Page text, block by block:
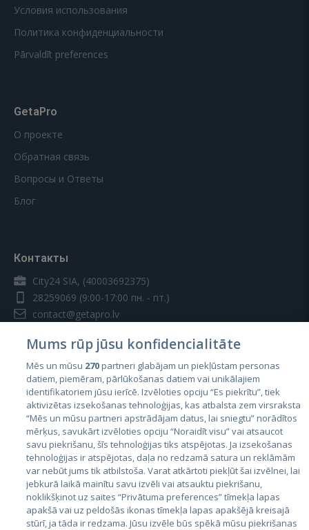
Условия использования
Политика конфиденциальности
Pārvaldīt preferences
GetaPro
О проекте
Обратная связь
Вопросы и Ответы
Блог
Контакты
City24 SIA, (40003692375)
28259069 (9:00-17:00 пн. - пт.)
contact@getapro.lv
Страны
Эстония
Латвия
Литва
Mums rūp jūsu konfidencialitāte
Mēs un mūsu 270partneri glabājam un piekļūstam personas
datiem, piemēram, pārlūkošanas datiem vai unikālajiem
identifikatoriem jūsu ierīcē. Izvēloties opciju “Es piekrītu”, tiek
aktivizētas izsekošanas tehnoloģijas, kas atbalsta zem virsraksta
“Mēs un mūsu partneri apstrādājam datus, lai sniegtu” norādītos
mērķus, savukārt izvēloties opciju “Noraidīt visu” vai atsaucot
savu piekrišanu, šīs tehnoloģijas tiks atspējotas. Ja izsekošanas
tehnoloģijas ir atspējotas, daļa no redzamā satura un reklāmām
var nebūt jums tik atbilstoša. Varat atkārtoti piekļūt šai izvēlnei, lai
jebkurā laikā mainītu savu izvēli vai atsauktu piekrišanu,
noklikšķinot uz saites “Privātuma preferences” tīmekļa lapas
apakšā vai uz peldošās ikonas tīmekļa lapas apakšējā kreisajā
stūrī, ja tāda ir redzama. Jūsu izvēle būs spēkā mūsu piekrišanas